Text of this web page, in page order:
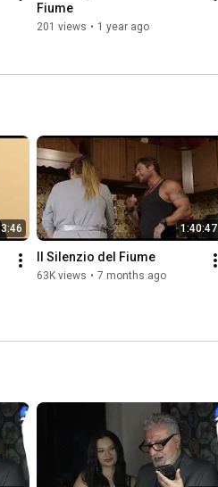
Fiume
201 views • 1 year ago
3:46 1:40:47
Il Silenzio del Fiume
63K views • 7 months ago